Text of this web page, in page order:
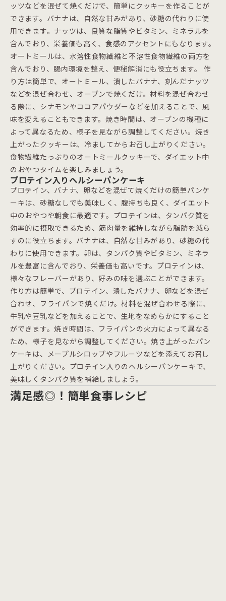
ッツなどを混ぜて焼くだけで、簡単にクッキーを作ることが
できます。バナナは、自然な甘みがあり、砂糖の代わりに使
用できます。ナッツは、良質な脂質やビタミン、ミネラルを
含んでおり、栄養価も高く、食感のアクセントにもなります。
オートミールは、水溶性食物繊維と不溶性食物繊維の両方を
含んでおり、腸内環境を整え、便秘解消にも役立ちます。 作
り方は簡単で、オートミール、潰したバナナ、刻んだナッツ
などを混ぜ合わせ、オーブンで焼くだけ。材料を混ぜ合わせ
る際に、シナモンやココアパウダーなどを加えることで、風
味を変えることもできます。焼き時間は、オーブンの機種に
よって異なるため、様子を見ながら調整してください。焼き
上がったクッキーは、冷ましてからお召し上がりください。
食物繊維たっぷりのオートミールクッキーで、ダイエット中
のおやつタイムを楽しみましょう。
プロテイン入りヘルシーパンケーキ
プロテイン、バナナ、卵などを混ぜて焼くだけの簡単パンケ
ーキは、砂糖なしでも美味しく、腹持ちも良く、ダイエット
中のおやつや朝食に最適です。プロテインは、タンパク質を
効率的に摂取できるため、筋肉量を維持しながら脂肪を減ら
すのに役立ちます。バナナは、自然な甘みがあり、砂糖の代
わりに使用できます。卵は、タンパク質やビタミン、ミネラ
ルを豊富に含んでおり、栄養価も高いです。プロテインは、
様々なフレーバーがあり、好みの味を選ぶことができます。
作り方は簡単で、プロテイン、潰したバナナ、卵などを混ぜ
合わせ、フライパンで焼くだけ。材料を混ぜ合わせる際に、
牛乳や豆乳などを加えることで、生地をなめらかにすること
ができます。焼き時間は、フライパンの火力によって異なる
ため、様子を見ながら調整してください。焼き上がったパン
ケーキは、メープルシロップやフルーツなどを添えてお召し
上がりください。プロテイン入りのヘルシーパンケーキで、
美味しくタンパク質を補給しましょう。
満足感◎！簡単食事レシピ